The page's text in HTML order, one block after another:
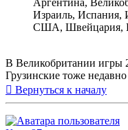
Израиль, Испания,
США, Швейцария,
В Великобритании игры
Грузинские тоже
Вернуться к началу